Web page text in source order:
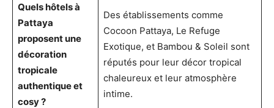
Quels hôtels à
Pattaya
proposent une
décoration
tropicale
authentique et
cosy ?
Des établissements comme
Cocoon Pattaya, Le Refuge
Exotique, et Bambou & Soleil sont
réputés pour leur décor tropical
chaleureux et leur atmosphère
intime.